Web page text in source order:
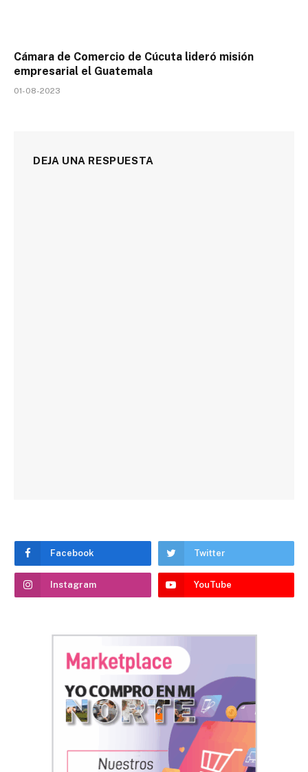
Cámara de Comercio de Cúcuta lideró misión
empresarial el Guatemala
01-08-2023
DEJA UNA RESPUESTA
Facebook Twitter
Instagram YouTube